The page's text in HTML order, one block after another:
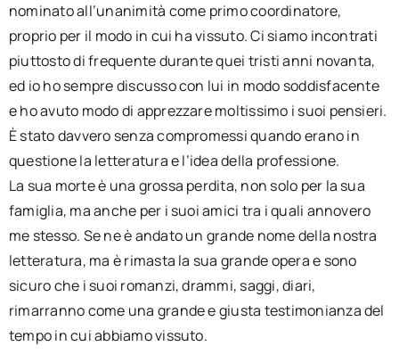
nominato all’unanimità come primo coordinatore,
proprio per il modo in cui ha vissuto. Ci siamo incontrati
piuttosto di frequente durante quei tristi anni novanta,
ed io ho sempre discusso con lui in modo soddisfacente
e ho avuto modo di apprezzare moltissimo i suoi pensieri.
È stato davvero senza compromessi quando erano in
questione la letteratura e l’idea della professione.
La sua morte è una grossa perdita, non solo per la sua
famiglia, ma anche per i suoi amici tra i quali annovero
me stesso. Se ne è andato un grande nome della nostra
letteratura, ma è rimasta la sua grande opera e sono
sicuro che i suoi romanzi, drammi, saggi, diari,
rimarranno come una grande e giusta testimonianza del
tempo in cui abbiamo vissuto.